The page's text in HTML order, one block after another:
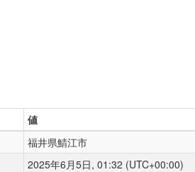
値
福井県鯖江市
2025年6月5日, 01:32 (UTC+00:00)